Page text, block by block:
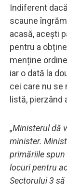
Indiferent
scaune
acasă, acești
pentru a
menține
iar o dată la
cei care nu se
listă, pierzând
„Ministerul dă
minister.
primăriile
locuri pentru
Sectorului 3